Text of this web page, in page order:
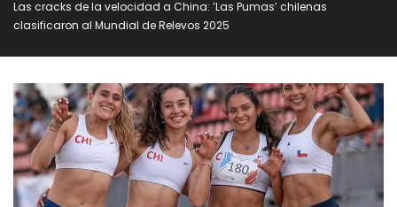
Las cracks de la velocidad a China: ’Las Pumas’ chilenas
clasificaron al Mundial de Relevos 2025